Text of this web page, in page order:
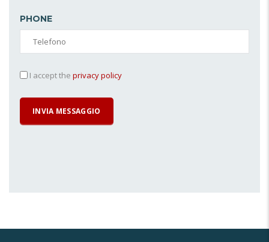
PHONE
I accept the privacy policy